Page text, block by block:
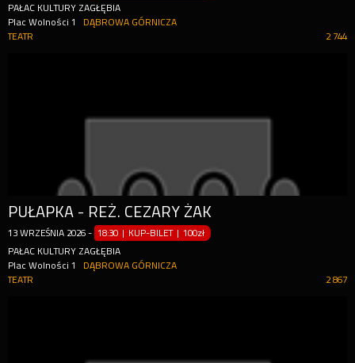
PAŁAC KULTURY ZAGŁĘBIA
Plac Wolności 1
DĄBROWA GÓRNICZA
2 744
TEATR
PUŁAPKA - REŻ. CEZARY ŻAK
13 WRZEŚNIA 2026 - 18:30 | KUP-BILET |100zł
PAŁAC KULTURY ZAGŁĘBIA
Plac Wolności 1
DĄBROWA GÓRNICZA
2 867
TEATR